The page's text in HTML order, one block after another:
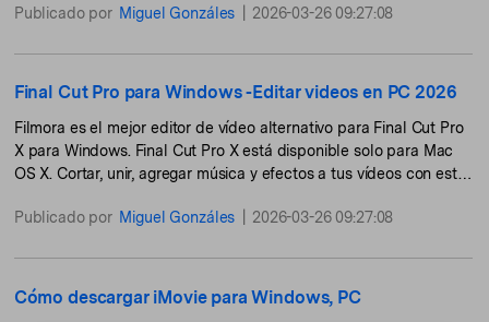
Publicado por Miguel Gonzáles 2026-03-26 09:27:08
Final Cut Pro para Windows -Editar videos en PC 2026
Filmora es el mejor editor de vídeo alternativo para Final Cut Pro
X para Windows. Final Cut Pro X está disponible solo para Mac
OS X. Cortar, unir, agregar música y efectos a tus vídeos con esta
Publicado por Miguel Gonzáles 2026-03-26 09:27:08
Cómo descargar iMovie para Windows, PC